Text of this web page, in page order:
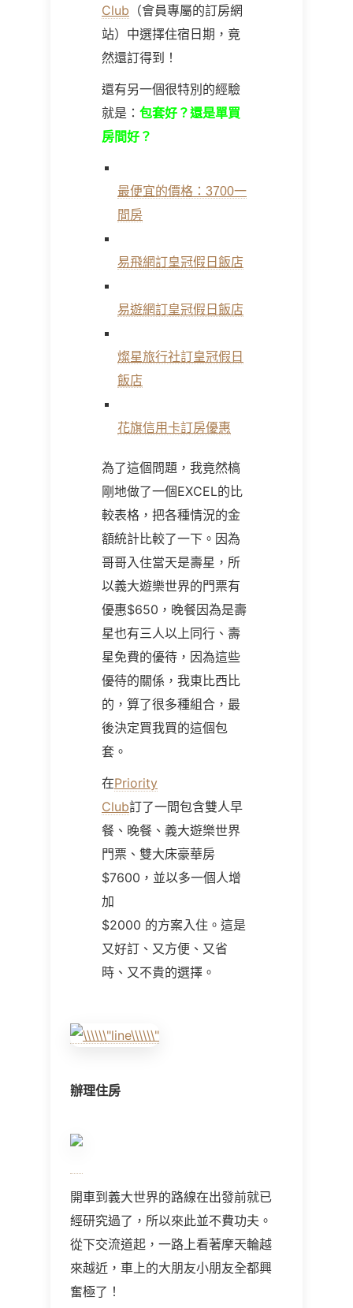
Club （會員專屬的訂房網
站）中選擇住宿日期，竟
然還訂得到！
還有另一個很特別的經驗
就是： 包套好？還是單買
房間好？
最便宜的價格：3700一
間房
易飛網訂皇冠假日飯店
易遊網訂皇冠假日飯店
燦星旅行社訂皇冠假日
飯店
花旗信用卡訂房優惠
為了這個問題，我竟然槁
剛地做了一個EXCEL的比
較表格，把各種情況的金
額統計比較了一下。因為
哥哥入住當天是壽星，所
以義大遊樂世界的門票有
優惠$650 ，晚餐因為是壽
星也有三人以上同行、壽
星免費的優待，因為這些
優待的關係，我東比西比
的，算了很多種組合，最
後決定買我買的這個包
套。
在Priority
Club訂了一間包含雙人早
餐、晚餐、義大遊樂世界
門票、雙大床豪華房
$7600 ，並以多一個人增
加
$2000 的方案入住。這是
又好訂、又方便、又省
時、又不貴的選擇。
辦理住房
開車到義大世界的路線在出發前就已
經研究過了，所以來此並不費功夫。
從下交流道起，一路上看著摩天輪越
來越近，車上的大朋友小朋友全都興
奮極了！